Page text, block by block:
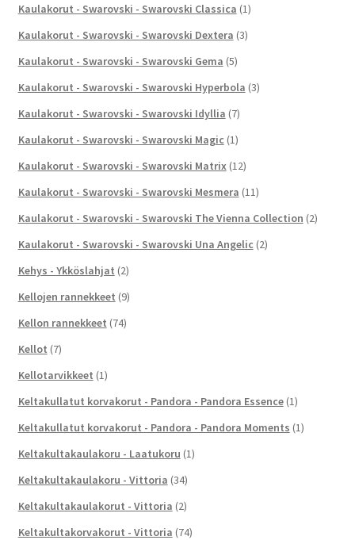
Kaulakorut - Swarovski - Swarovski Classica (1)
Kaulakorut - Swarovski - Swarovski Dextera (3)
Kaulakorut - Swarovski - Swarovski Gema (5)
Kaulakorut - Swarovski - Swarovski Hyperbola (3)
Kaulakorut - Swarovski - Swarovski Idyllia (7)
Kaulakorut - Swarovski - Swarovski Magic (1)
Kaulakorut - Swarovski - Swarovski Matrix (12)
Kaulakorut - Swarovski - Swarovski Mesmera (11)
Kaulakorut - Swarovski - Swarovski The Vienna Collection (2)
Kaulakorut - Swarovski - Swarovski Una Angelic (2)
Kehys - Ykköslahjat (2)
Kellojen rannekkeet (9)
Kellon rannekkeet (74)
Kellot (7)
Kellotarvikkeet (1)
Keltakullatut korvakorut - Pandora - Pandora Essence (1)
Keltakullatut korvakorut - Pandora - Pandora Moments (1)
Keltakultakaulakoru - Laatukoru (1)
Keltakultakaulakoru - Vittoria (34)
Keltakultakaulakorut - Vittoria (2)
Keltakultakorvakorut - Vittoria (74)